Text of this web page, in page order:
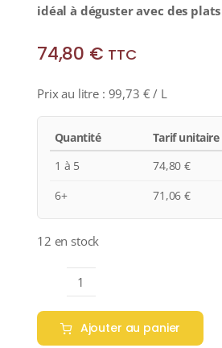
idéal à déguster avec des
74,80 € TTC
Prix au litre : 99,73 € / L
Quantité
Tarif unitaire
1 à 5
74,80€
6+
71,06€
12 en stock
quantité
de
Domaine
Ajouter au panier